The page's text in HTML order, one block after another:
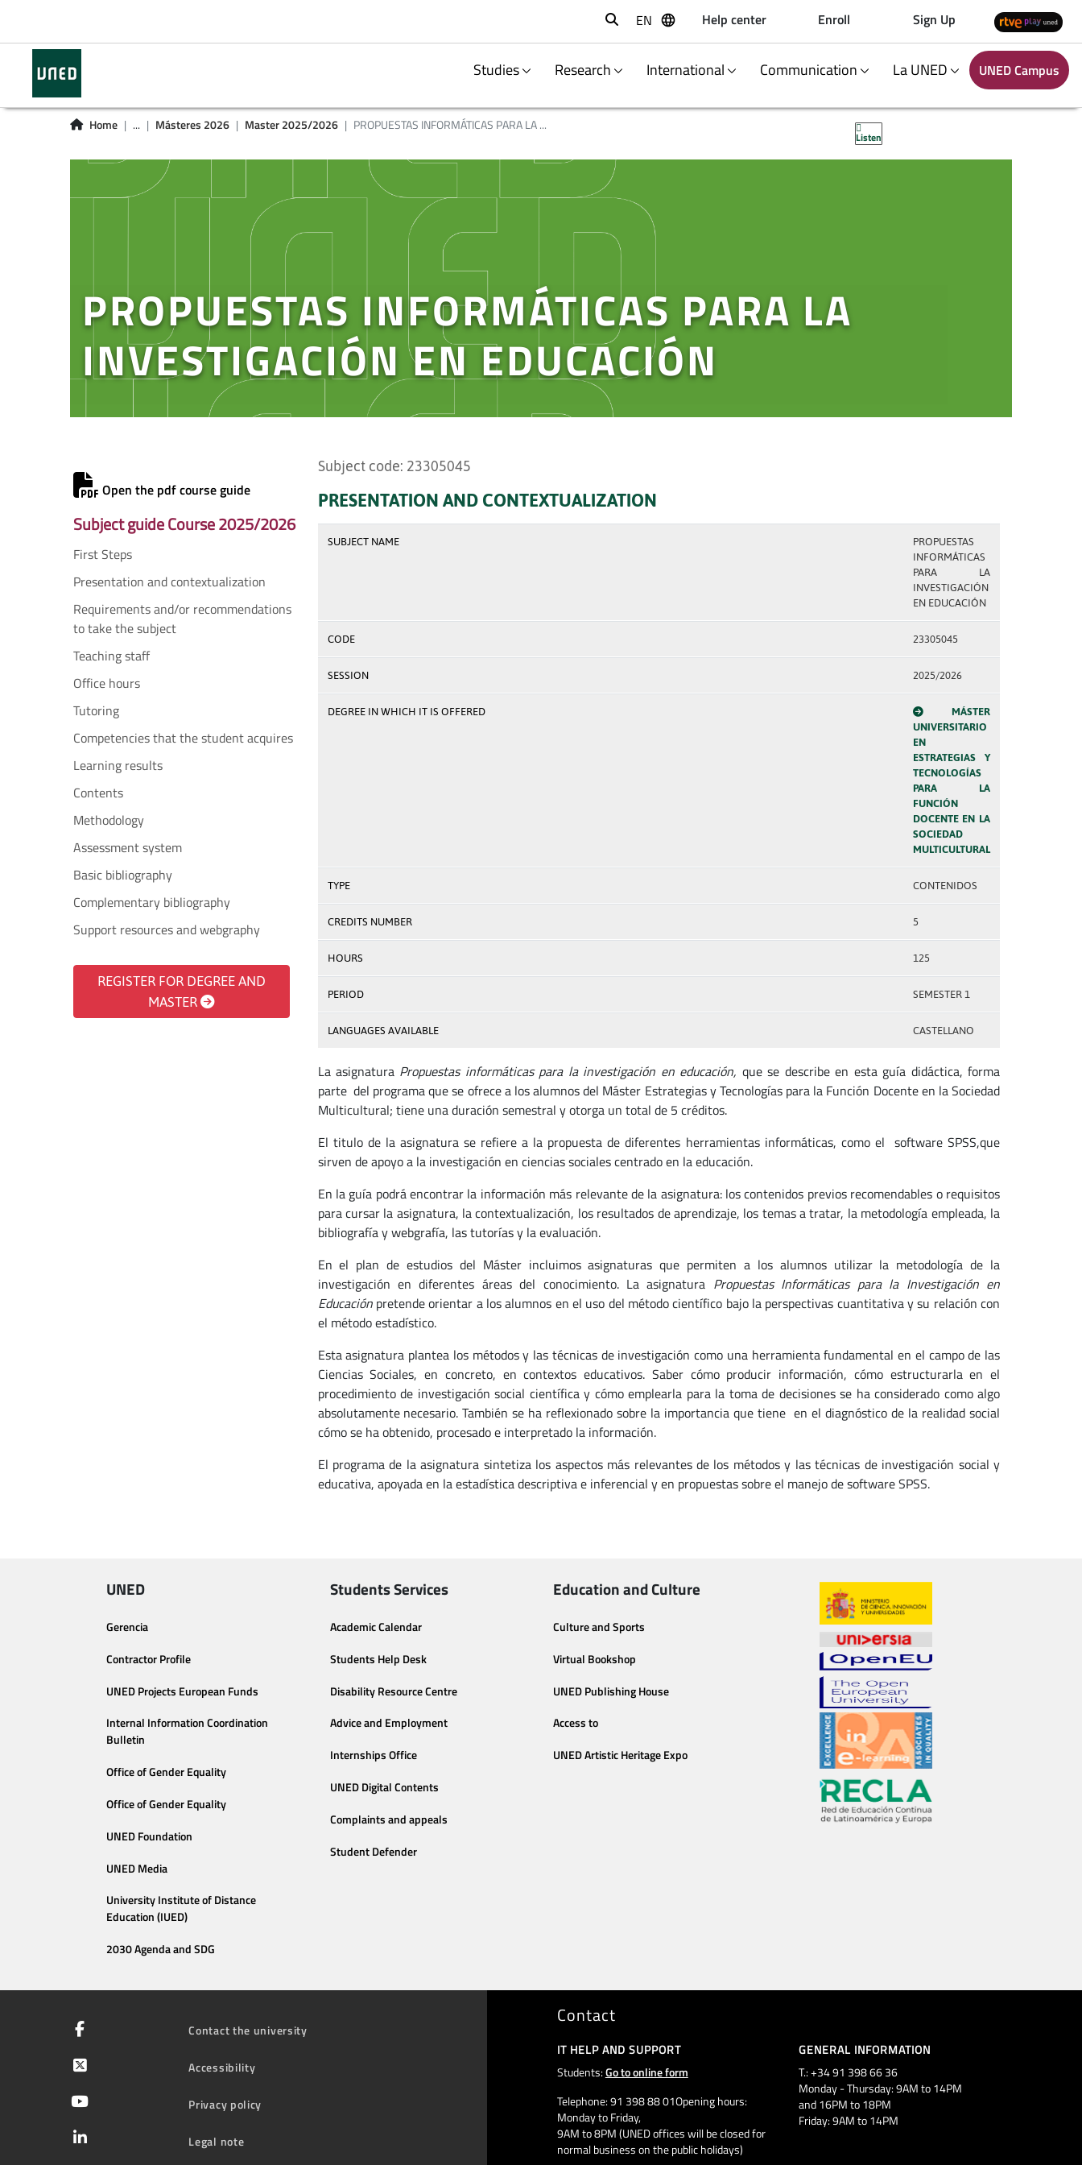
Buscar
EN Help center Enroll Sign Up
Studies Research International Communication La UNED UNED Campus
Home ... Másteres 2026 Master 2025/2026 PROPUESTAS INFORMÁTICAS PARA LA ...
Listen
PROPUESTAS INFORMÁTICAS PARA LA
INVESTIGACIÓN EN EDUCACIÓN
Open the pdf course guide
Subject guide Course 2025/2026
First Steps
Presentation and contextualization
Requirements and/or recommendations
to take the subject
Teaching staff
Office hours
Tutoring
Competencies that the student acquires
Learning results
Contents
Methodology
Assessment system
Basic bibliography
Complementary bibliography
Support resources and webgraphy
REGISTER FOR DEGREE AND
MASTER
Subject code: 23305045
PRESENTATION AND CONTEXTUALIZATION
SUBJECT NAME
PROPUESTAS
INFORMÁTICAS
PARA LA
INVESTIGACIÓN
EN EDUCACIÓN
CODE 23305045
SESSION 2025/2026
DEGREE IN WHICH IT IS OFFERED
MÁSTER
UNIVERSITARIO
EN
ESTRATEGIAS Y
TECNOLOGÍAS
PARA LA
FUNCIÓN
DOCENTE EN LA
SOCIEDAD
MULTICULTURAL
TYPE CONTENIDOS
CREDITS NUMBER 5
HOURS 125
PERIOD SEMESTER 1
LANGUAGES AVAILABLE CASTELLANO
La asignaturaPropuestas informáticas para la investigación en educación, que se describe en esta guía didáctica, forma
parte del programa que se ofrece a los alumnos del Máster Estrategias y Tecnologías para la Función Docente en la Sociedad
Multicultural; tiene una duración semestral y otorga un total de 5 créditos.
El titulo de la asignatura se refiere a la propuesta de diferentes herramientas informáticas, como el software SPSS,que
sirven de apoyo a la investigación en ciencias sociales centrado en la educación.
En la guía podrá encontrar la información más relevante de la asignatura: los contenidos previos recomendables o requisitos
para cursar la asignatura, la contextualización, los resultados de aprendizaje, los temas a tratar, la metodología empleada, la
bibliografía y webgrafía, las tutorías y la evaluación.
En el plan de estudios del Máster incluimos asignaturas que permiten a los alumnos utilizar la metodología de la
investigación en diferentes áreas del conocimiento. La asignatura Propuestas Informáticas para la Investigación en
Educaciónpretende orientar a los alumnos en el uso del método científico bajo la perspectivas cuantitativa y su relación con
el método estadístico.
Esta asignatura plantea los métodos y las técnicas de investigación como una herramienta fundamental en el campo de las
Ciencias Sociales, en concreto, en contextos educativos. Saber cómo producir información, cómo estructurarla en el
procedimiento de investigación social científica y cómo emplearla para la toma de decisiones se ha considerado como algo
absolutamente necesario. También se ha reflexionado sobre la importancia que tiene en el diagnóstico de la realidad social
cómo se ha obtenido, procesado e interpretado la información.
El programa de la asignatura sintetiza los aspectos más relevantes de los métodos y las técnicas de investigación social y
educativa, apoyada en la estadística descriptiva e inferencial y en propuestas sobre el manejo de software SPSS.
UNED
Gerencia
Contractor Profile
UNED Projects European Funds
Internal Information Coordination
Bulletin
Office of Gender Equality
Office of Gender Equality
UNED Foundation
UNED Media
University Institute of Distance
Education (IUED)
2030 Agenda and SDG
Students Services
Academic Calendar
Students Help Desk
Disability Resource Centre
Advice and Employment
Internships Office
UNED Digital Contents
Complaints and appeals
Student Defender
Education and Culture
Culture and Sports
Virtual Bookshop
UNED Publishing House
Access to
UNED Artistic Heritage Expo
Contact the university
Accessibility
Privacy policy
Legal note
Contact
IT HELP AND SUPPORT
Students:Go to online form
Telephone: 91 398 88 01Opening hours:
Monday to Friday,
9AM to 8PM (UNED offices will be closed for
normal business on the public holidays)
GENERAL INFORMATION
T.: +34 91 398 66 36
Monday - Thursday: 9AM to 14PM
and 16PM to 18PM
Friday: 9AM to 14PM